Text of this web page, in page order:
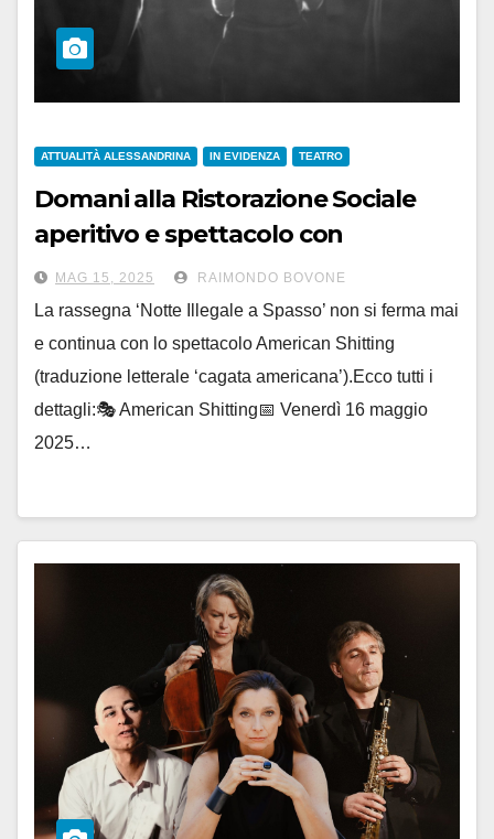
ATTUALITÀ ALESSANDRINA IN EVIDENZA TEATRO
Domani alla Ristorazione Sociale
aperitivo e spettacolo con
‘American Shitting’
MAG 15, 2025 RAIMONDO BOVONE
La rassegna ‘Notte Illegale a Spasso’ non si ferma mai
e continua con lo spettacolo American Shitting
(traduzione letterale ‘cagata americana’).Ecco tutti i
dettagli:🎭 American Shitting📅 Venerdì 16 maggio
2025…